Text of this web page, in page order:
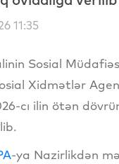
11:35
Sosial
Xidmətlər
cı ilin ötən
-ya Nazirlikdən